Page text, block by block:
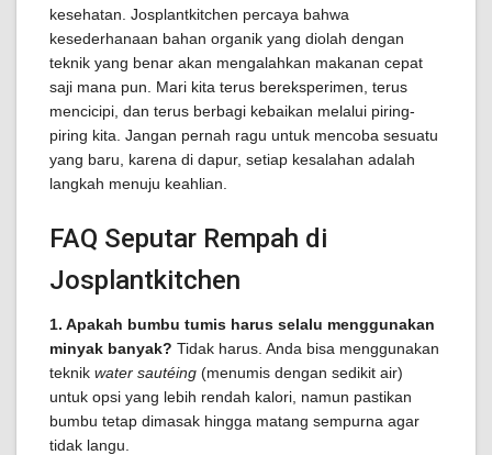
kesehatan. Josplantkitchen percaya bahwa
kesederhanaan bahan organik yang diolah dengan
teknik yang benar akan mengalahkan makanan cepat
saji mana pun. Mari kita terus bereksperimen, terus
mencicipi, dan terus berbagi kebaikan melalui piring-
piring kita. Jangan pernah ragu untuk mencoba sesuatu
yang baru, karena di dapur, setiap kesalahan adalah
langkah menuju keahlian.
FAQ Seputar Rempah di
Josplantkitchen
1. Apakah bumbu tumis harus selalu menggunakan
minyak banyak? Tidak harus. Anda bisa menggunakan
teknik water sautéing (menumis dengan sedikit air)
untuk opsi yang lebih rendah kalori, namun pastikan
bumbu tetap dimasak hingga matang sempurna agar
tidak langu.